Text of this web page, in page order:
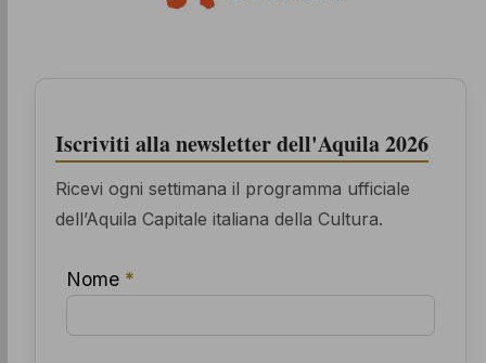
Iscriviti alla newsletter dell'Aquila 2026
Ricevi ogni settimana il programma ufficiale
dell’Aquila Capitale italiana della Cultura.
Nome *